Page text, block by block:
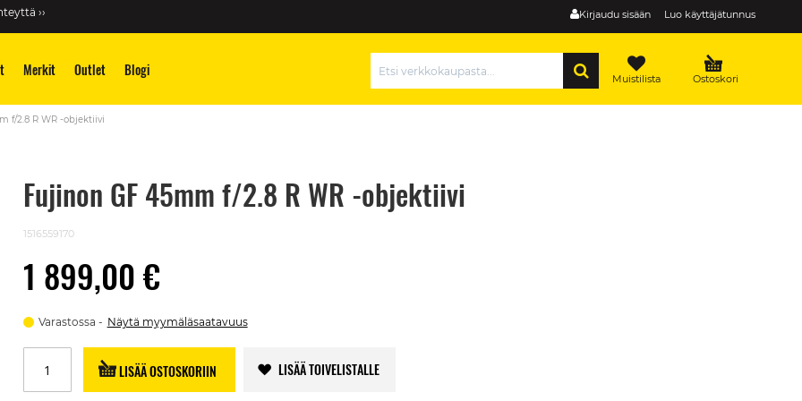
Kirjaudu sisään Luo käyttäjätunnus
››
Merkit Outlet Blogi Ostoskori
Muistilista
f/2.8 R WR -objektiivi
Fujinon GF 45mm f/2.8 R WR -objektiivi
1516559170
1 899,00 €
Varastossa Näytä myymäläsaatavuus
LISÄÄ OSTOSKORIIN LISÄÄ TOIVELISTALLE